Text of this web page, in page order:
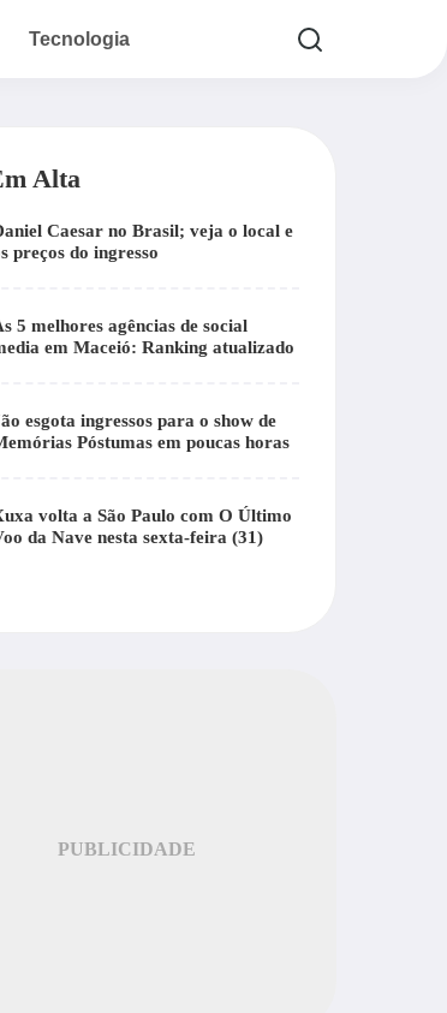
Tecnologia
Alta
Caesar no Brasil; veja o local e
preços do ingresso
5 melhores agências de social
em Maceió: Ranking atualizado
esgota ingressos para o show de
Póstumas em poucas horas
volta a São Paulo com O Último
da Nave nesta sexta-feira (31)
PUBLICIDADE